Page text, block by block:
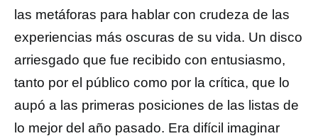
las metáforas para hablar con crudeza de las
experiencias más oscuras de su vida. Un disco
arriesgado que fue recibido con entusiasmo,
tanto por el público como por la crítica, que lo
aupó a las primeras posiciones de las listas de
lo mejor del año pasado. Era difícil imaginar